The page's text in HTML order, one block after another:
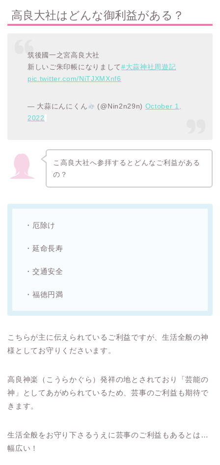
高良大社はどんな御利益がある？
筑後國一之宮高良大社
新しいご朱印帳になりまして #大蒜神社周遊記
pic.twitter.com/NiTJXMXnf6
— 大蒜にんにくん (@Nin2n29n) October 1,
2022
こ 高良大社へ参拝するとどんなご利益がある
の？
・厄除け
・延命長寿
・交通安全
・福徳円満
こちらが主に伝えられているご利益ですが、生活全般の神
様としてお守りくださいます。
高良神楽（こうらかぐら）発祥の地とされており「芸能の
神」としてあがめられているため、芸事のご利益も期待で
きます。
生活全般をお守り下さるうえに芸事のご利益もあるとは…
幅広い！